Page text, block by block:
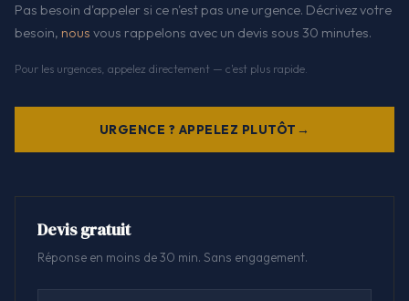
Pas besoin d'appeler si ce n'est pas une urgence. Décrivez votre
besoin, nous vous rappelons avec un devis sous 30 minutes.
Pour les urgences, appelez directement — c'est plus rapide.
URGENCE ? APPELEZ PLUTÔT
Devis gratuit
Réponse en moins de 30 min. Sans engagement.